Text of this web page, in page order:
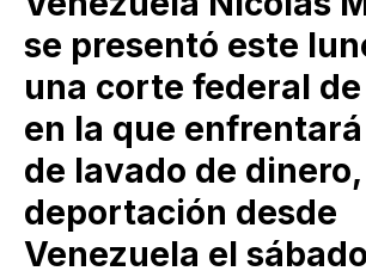
se presentó este
una corte federal
en la que
de lavado de
deportación desde
Venezuela el